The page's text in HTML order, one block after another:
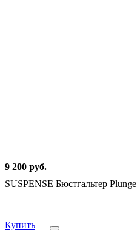
9 200 руб.
SUSPENSE Бюстгальтер Plunge
Купить